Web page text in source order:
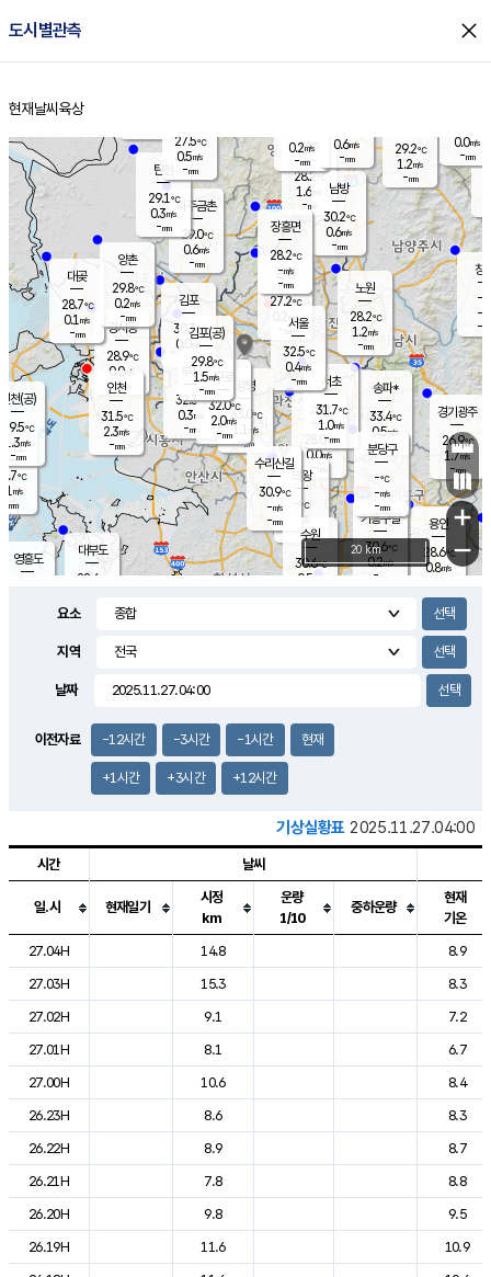
도시별관측 close
홈
현재날씨 육상
의도
℃
m/s
mm
영흥도
양주
28.2℃
1.6
-mm
과천
28.0℃
0.0m/s
- mm
용인
28.6℃
0.8m/s
경기광주
26.9℃
1.7m/s
-mm
0.0m/s
대부도
28.6
경서동
28.9℃
0.0m/s
-mm
파주금촌
29.0℃
0.6m/s
-mm
29.2℃
1.2m/s
-mm
대곶
28.7℃
0.1 m/s
-mm
창
-
-m/
-
탄현
29.1℃
0.3m/s
-mm
0.0m/s
-mm
의왕
- ℃
m/s
mm
김포
30.3℃
0.0 m/s
mm
광명
33.0
℃
1.1 m/s
-mm
부천
32.3℃
0.3m/s
-mm
양촌
29.8℃
0.2m/s
-mm
구로
32.0℃
2.0m/s
-mm
은평
27.2℃
0.2 m/s
- mm
노원
28.2℃
1.2m/s
-mm
송파*
33.4℃
0.5m/s
-mm
서초
31.7℃
1.0m/s
-mm
남방
30.2℃
0.6m/s
-mm
기흥구갈
30.6℃
0.2m/s
-
수리산길
30.9℃
-m/s
-mm
분당구
-℃
-m/s
-mm
장흥면
28.2℃
-m/s
-mm
0.2m/s
-mm
인천(공)
29.5℃
1.3m/s
-mm
김포(공)
29.8℃
1.5m/s
-mm
수원
30.6℃
0.5 m/s
인천
31.5℃
2.3m/s
-mm
서울
32.5℃
0.4m/s
-mm
27.5℃
0.5m/s
-mm
0.6m/s
-mm
+
−
20 km
요소
지역
날짜
이전자료 -12시간 -3시간 -1시간 현재
+1시간 +3시간 +12시간
기상실황표 2025.11.27.04:00
도시별 기상실황표로 지점, 날씨, 기온, 강수, 바람, 기압등을 안내한 표입
시간 날씨
일.시 현재일기
시정
km
운량
1/10
중하운량
현재
기온
27.04H
14.8
8.9
27.03H
15.3
8.3
27.02H
9.1
7.2
27.01H
8.1
6.7
27.00H
10.6
8.4
26.23H
8.6
8.3
26.22H
8.9
8.7
26.21H
7.8
8.8
26.20H
9.8
9.5
26.19H
11.6
10.9